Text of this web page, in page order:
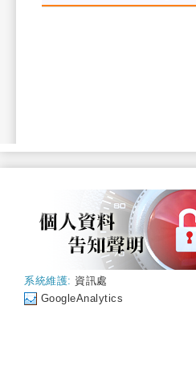
系統維護: 資訊處
GoogleAnalytics